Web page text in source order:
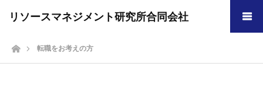
リソースマネジメント研究所合同会社
ホーム転職をお考えの方